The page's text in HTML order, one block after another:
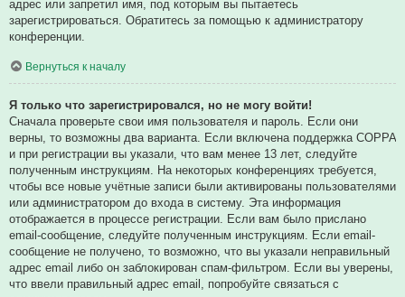
адрес или запретил имя, под которым вы пытаетесь
зарегистрироваться. Обратитесь за помощью к администратору
конференции.
Вернуться к началу
Я только что зарегистрировался, но не могу войти!
Сначала проверьте свои имя пользователя и пароль. Если они
верны, то возможны два варианта. Если включена поддержка COPPA
и при регистрации вы указали, что вам менее 13 лет, следуйте
полученным инструкциям. На некоторых конференциях требуется,
чтобы все новые учётные записи были активированы пользователями
или администратором до входа в систему. Эта информация
отображается в процессе регистрации. Если вам было прислано
email-сообщение, следуйте полученным инструкциям. Если email-
сообщение не получено, то возможно, что вы указали неправильный
адрес email либо он заблокирован спам-фильтром. Если вы уверены,
что ввели правильный адрес email, попробуйте связаться с